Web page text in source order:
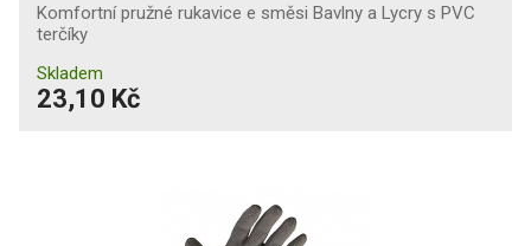
Komfortní pružné rukavice e směsi Bavlny a Lycry s PVC
terčíky
Skladem
23,10 Kč